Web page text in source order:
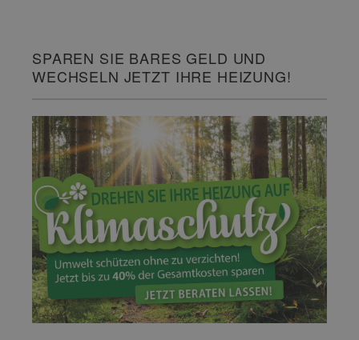
SPAREN SIE BARES GELD UND
WECHSELN JETZT IHRE HEIZUNG!